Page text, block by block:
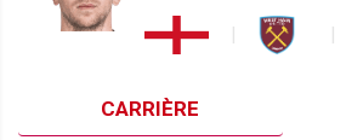
CARRIÈRE